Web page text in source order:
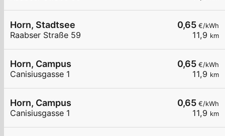
0,65 €/kWh
11,9 km
Horn, Stadtsee
Raabser Straße 59
0,65 €/kWh
11,9 km
Horn, Campus
Canisiusgasse 1
0,65 €/kWh
11,9 km
Horn, Campus
Canisiusgasse 1